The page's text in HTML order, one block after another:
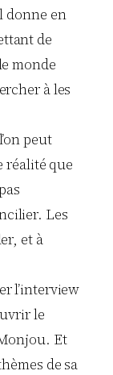
donne en
de
monde
à les
peut
réalité que
Les
et à
l’interview
le
Et
de sa